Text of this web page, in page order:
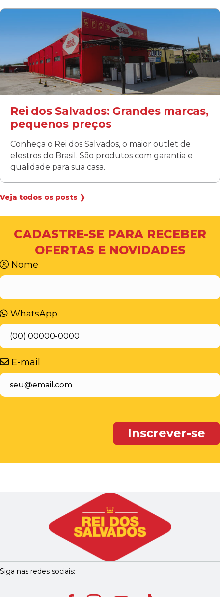
Fanny
Rua Albino Beatriz, 100 - Fanny, Curitiba –PR
Segunda a sábado: 09h00 às 19h00
Domingo: FECHADA
ÚLTIMOS DIAS DE LIQUIDAÇÃO!
(41) 3411-1754
(41) 99249-4620
Rei dos Salvados: Grandes marcas,
pequenos preços
Conheça o Rei dos Salvados, o maior outlet de
elestros do Brasil. São produtos com garantia e
qualidade para sua casa.
Veja todos os posts ❯
CADASTRE-SE PARA RECEBER
OFERTAS E NOVIDADES
Nome
WhatsApp
E-mail
Siga nas redes sociais: